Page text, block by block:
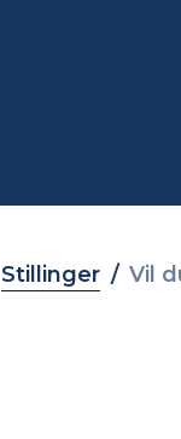
Stillinger Vil